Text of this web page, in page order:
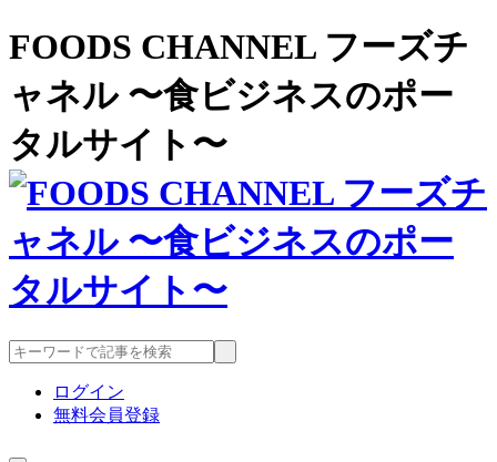
FOODS CHANNEL フーズチ
ャネル 〜食ビジネスのポー
タルサイト〜
ログイン
無料会員登録